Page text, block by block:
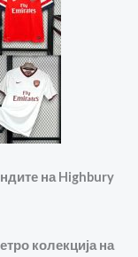
на Highbury
колекција на